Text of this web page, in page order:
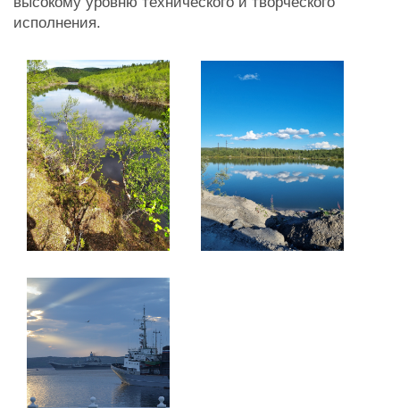
исполнения.